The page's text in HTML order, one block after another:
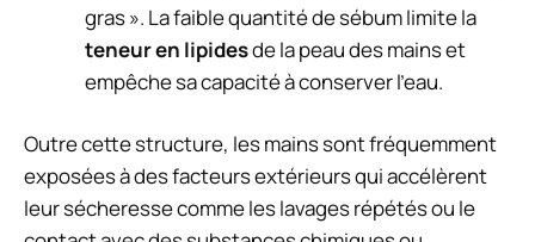
gras ». La faible quantité de sébum limite la
teneur en lipidesde la peau des mains et
empêche sa capacité à conserver l’eau.
Outre cette structure, les mains sont fréquemment
exposéesà des facteurs extérieurs qui accélèrent
leur sécheresse comme les lavages répétés ou le